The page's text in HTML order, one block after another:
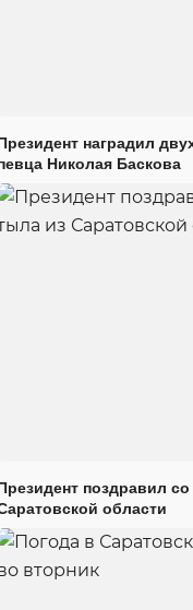
наградил
Николая Баскова
поздравил
области